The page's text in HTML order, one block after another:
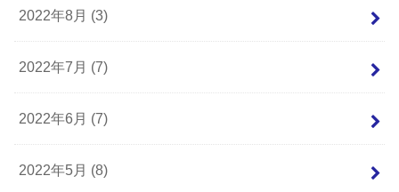
2022年8月 (3)
2022年7月 (7)
2022年6月 (7)
2022年5月 (8)